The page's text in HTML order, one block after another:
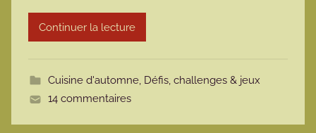
r
t
Continuer la lecture
Cuisine d'automne, Défis, challenges & jeux
14 commentaires